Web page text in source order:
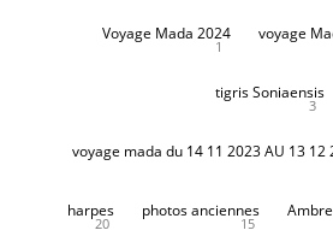
Voyage Mada 2024
1
voyage
tigris Soniaensis
3
voyage mada du 14 11 2023 AU 13 12
harpes
20
photos anciennes
15